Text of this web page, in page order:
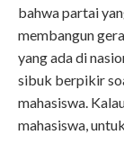
bahwa partai
membangun
yang ada di
sibuk berpikir
mahasiswa.
mahasiswa,